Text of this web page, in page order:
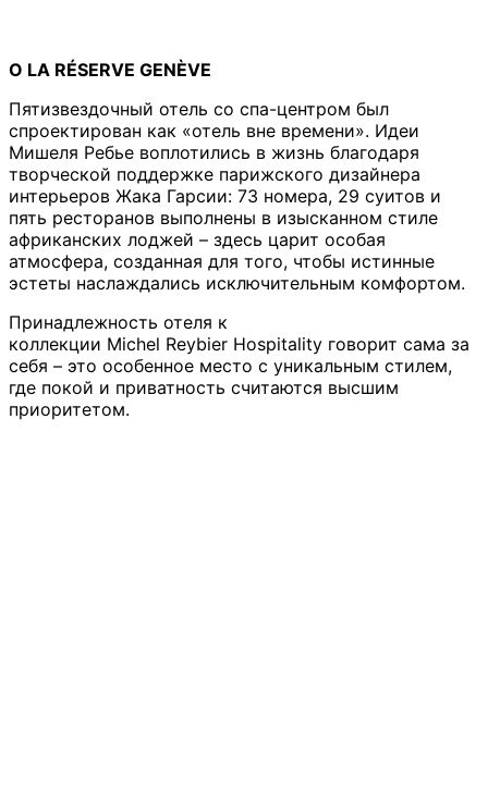
О LA RÉSERVE GENÈVE
Пятизвездочный отель со спа-центром был
спроектирован как «отель вне времени». Идеи
Мишеля Ребье воплотились в жизнь благодаря
творческой поддержке парижского дизайнера
интерьеров Жака Гарсии: 73 номера, 29 суитов и
пять ресторанов выполнены в изысканном стиле
африканских лоджей – здесь царит особая
атмосфера, созданная для того, чтобы истинные
эстеты наслаждались исключительным комфортом.
Принадлежность отеля к
коллекции Michel Reybier Hospitality говорит сама за
себя – это особенное место с уникальным стилем,
где покой и приватность считаются высшим
приоритетом.